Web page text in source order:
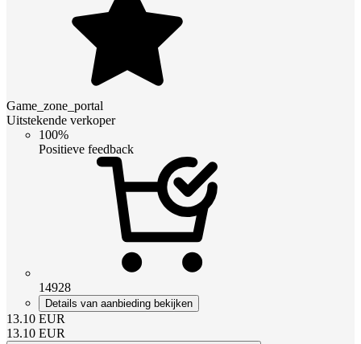
Game_zone_portal
Uitstekende verkoper
100%
Positieve feedback
14928
Details van aanbieding bekijken
13.10 EUR
13.10 EUR